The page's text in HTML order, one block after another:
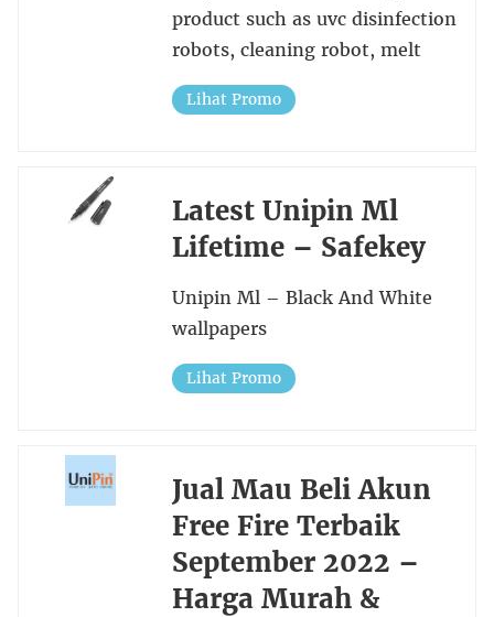
product such as uvc disinfection
robots, cleaning robot, melt
Lihat Promo
Latest Unipin Ml
Lifetime – Safekey
Unipin Ml – Black And White
wallpapers
Lihat Promo
Jual Mau Beli Akun
Free Fire Terbaik
September 2022 –
Harga Murah &